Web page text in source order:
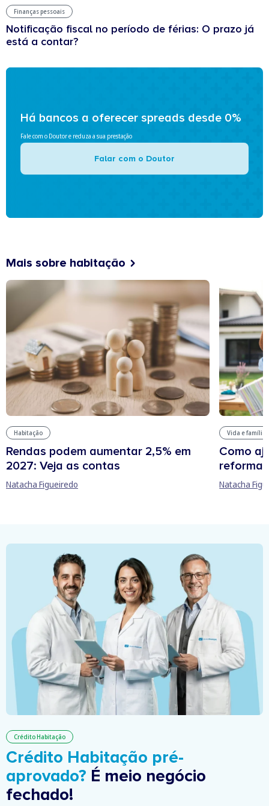
Finanças pessoais
Notificação fiscal no período de férias: O prazo já
está a contar?
Há bancos a oferecer spreads desde 0%
Fale com o Doutor e reduza a sua prestação
Falar com o Doutor
Mais sobre habitação
Habitação
Rendas podem aumentar 2,5% em
2027: Veja as contas
Natacha Figueiredo
Vida e família
Como
reforma
Natacha
Crédito Habitação
Crédito Habitação pré-
aprovado? É meio negócio
fechado!